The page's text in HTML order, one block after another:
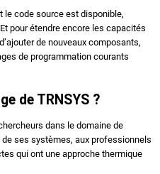
le code source est disponible,
pour étendre encore les capacités
de nouveaux composants,
de programmation courants
de TRNSYS ?
dans le domaine de
ses systèmes, aux professionnels
qui ont une approche thermique